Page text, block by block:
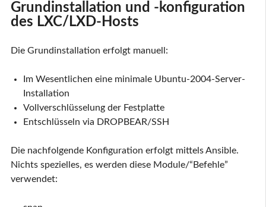
Grundinstallation und -konfiguration
des LXC/LXD-Hosts
Die Grundinstallation erfolgt manuell:
Im Wesentlichen eine minimale Ubuntu-2004-Server-
Installation
Vollverschlüsselung der Festplatte
Entschlüsseln via DROPBEAR/SSH
Die nachfolgende Konfiguration erfolgt mittels Ansible.
Nichts spezielles, es werden diese Module/“Befehle”
verwendet: